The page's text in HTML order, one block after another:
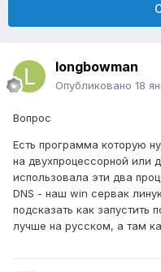
longbowman
Опубликовано 18
Вопрос
Есть программа которую
на двухпроцессорной или
использовала эти два
DNS - наш win сервак
подсказать как запустить
лучше на русском, а там